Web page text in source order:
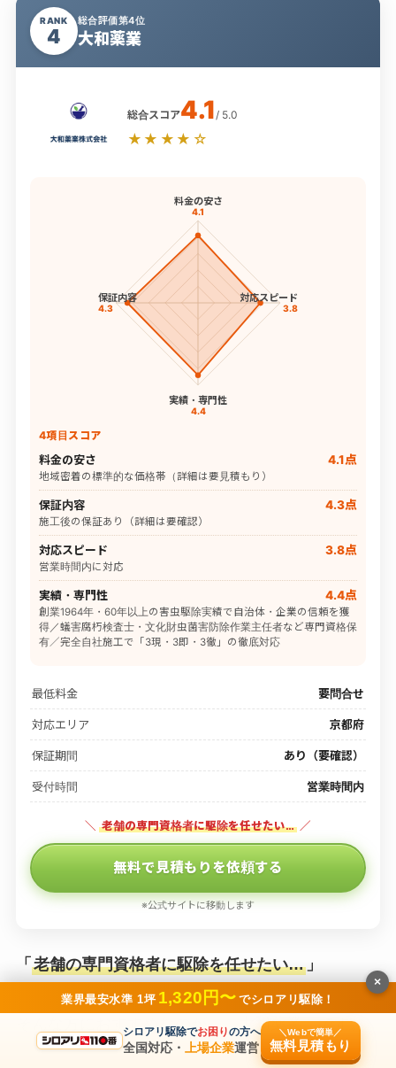
RANK
4
総合評価第4位
大和薬業
総合スコア4.1 / 5.0
★★★★☆
料金の安さ
4.1
対応スピード
3.8
実績・専門性
4.4
保証内容
4.3
4項目スコア
料金の安さ 4.1点
地域密着の標準的な価格帯（詳細は要見積もり）
保証内容 4.3点
施工後の保証あり（詳細は要確認）
対応スピード 3.8点
営業時間内に対応
実績・専門性 4.4点
創業1964年・60年以上の害虫駆除実績で自治体・企業の信頼を獲
得／蟻害腐朽検査士・文化財虫菌害防除作業主任者など専門資格保
有／完全自社施工で「3現・3即・3徹」の徹底対応
最低料金 要問合せ
対応エリア 京都府
保証期間 あり（要確認）
受付時間 営業時間内
＼ 老舗の専門資格者に駆除を任せたい… ／
無料で見積もりを依頼する
※公式サイトに移動します
「 老舗の専門資格者に駆除を任せたい…」
そんな方におすすめなのが、「大和薬業」です。
業界最安水準 1坪 1,320円〜 でシロアリ駆除！
シロアリ駆除でお困りの方へ
全国対応・ 上場企業運営
＼Webで簡単／
無料見積もり
×